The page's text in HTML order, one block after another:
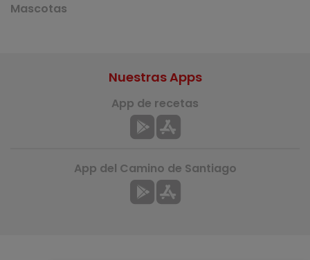
Mascotas
Nuestras Apps
App de recetas
App del Camino de Santiago